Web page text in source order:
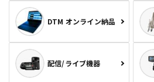
DTM オンライン納品
配信/ライブ機器